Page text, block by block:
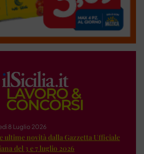
8 Luglio 2026
ultime novità dalla Gazzetta Ufficiale
del 3 e 7 luglio 2026